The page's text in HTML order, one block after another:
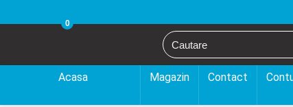
0
Acasa Magazin Contact